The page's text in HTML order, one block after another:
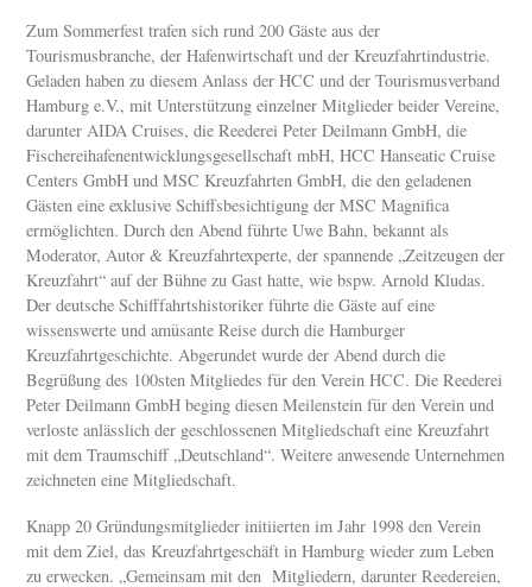
Zum Sommerfest trafen sich rund 200 Gäste aus der
Tourismusbranche, der Hafenwirtschaft und der Kreuzfahrtindustrie.
Geladen haben zu diesem Anlass der HCC und der Tourismusverband
Hamburg e.V., mit Unterstützung einzelner Mitglieder beider Vereine,
darunter AIDA Cruises, die Reederei Peter Deilmann GmbH, die
Fischereihafenentwicklungsgesellschaft mbH, HCC Hanseatic Cruise
Centers GmbH und MSC Kreuzfahrten GmbH, die den geladenen
Gästen eine exklusive Schiffsbesichtigung der MSC Magnifica
ermöglichten. Durch den Abend führte Uwe Bahn, bekannt als
Moderator, Autor & Kreuzfahrtexperte, der spannende „Zeitzeugen der
Kreuzfahrt“ auf der Bühne zu Gast hatte, wie bspw. Arnold Kludas.
Der deutsche Schifffahrtshistoriker führte die Gäste auf eine
wissenswerte und amüsante Reise durch die Hamburger
Kreuzfahrtgeschichte. Abgerundet wurde der Abend durch die
Begrüßung des 100sten Mitgliedes für den Verein HCC. Die Reederei
Peter Deilmann GmbH beging diesen Meilenstein für den Verein und
verloste anlässlich der geschlossenen Mitgliedschaft eine Kreuzfahrt
mit dem Traumschiff „Deutschland“. Weitere anwesende Unternehmen
zeichneten eine Mitgliedschaft.
Knapp 20 Gründungsmitglieder initiierten im Jahr 1998 den Verein
mit dem Ziel, das Kreuzfahrtgeschäft in Hamburg wieder zum Leben
zu erwecken. „Gemeinsam mit den Mitgliedern, darunter Reedereien,